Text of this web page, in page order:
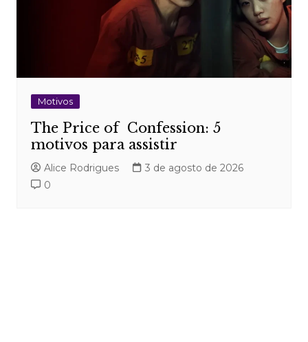
Motivos
The Price of Confession: 5
motivos para assistir
Alice Rodrigues
3 de agosto de 2026
0